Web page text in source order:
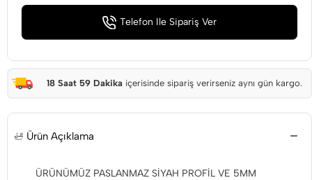
Telefon İle Sipariş Ver
18 Saat 59 Dakika içerisinde sipariş verirseniz aynı gün kargo.
Ürün Açıklama
ÜRÜNÜMÜZ PASLANMAZ SİYAH PROFİL VE 5MM